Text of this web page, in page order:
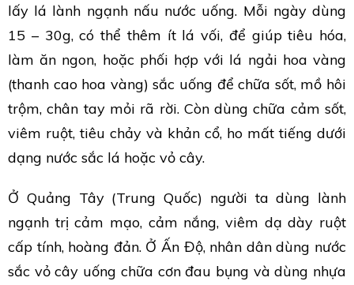
lấy lá lành ngạnh nấu nước uống. Mỗi ngày dùng
15 – 30g, có thể thêm ít lá vối, để giúp tiêu hóa,
làm ăn ngon, hoặc phối hợp với lá ngải hoa vàng
(thanh cao hoa vàng) sắc uống để chữa sốt, mồ hôi
trộm, chân tay mỏi rã rời. Còn dùng chữa cảm sốt,
viêm ruột, tiêu chảy và khản cổ, ho mất tiếng dưới
dạng nước sắc lá hoặc vỏ cây.
Ở Quảng Tây (Trung Quốc) người ta dùng lành
ngạnh trị cảm mạo, cảm nắng, viêm dạ dày ruột
cấp tính, hoàng đản. Ở Ấn Độ, nhân dân dùng nước
sắc vỏ cây uống chữa cơn đau bụng và dùng nhựa